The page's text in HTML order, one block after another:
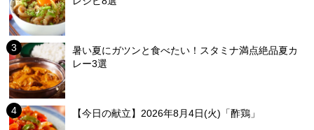
暑い夏にガツンと食べたい！スタミナ満点絶品夏カ
レー3選
【今日の献立】2026年8月4日(火)「酢鶏」